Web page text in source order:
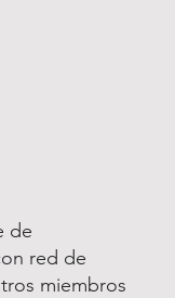
de
red de
miembros